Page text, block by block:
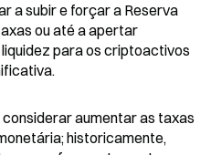
a subir e forçar a Reserva
ou até a apertar
para os criptoactivos
aumentar as taxas
historicamente,